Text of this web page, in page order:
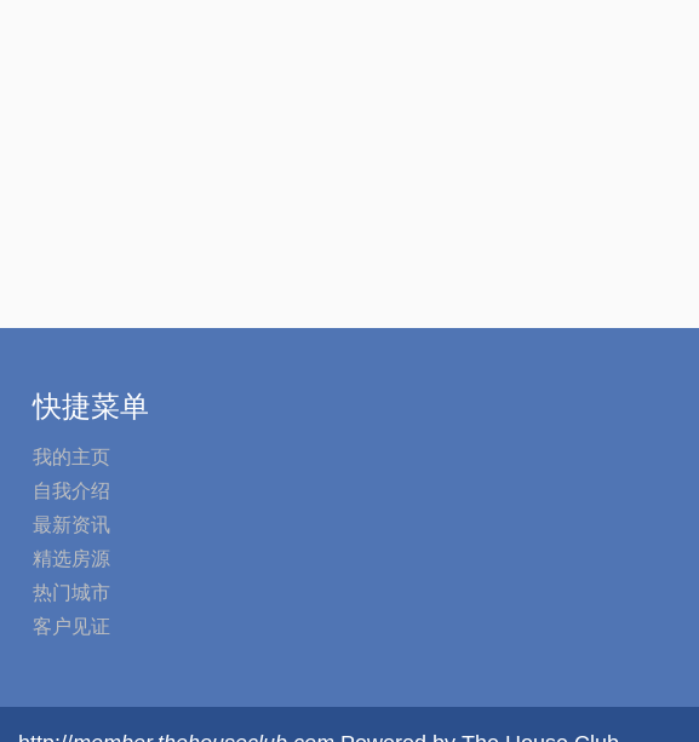
快捷菜单
我的主页
自我介绍
最新资讯
精选房源
热门城市
客户见证